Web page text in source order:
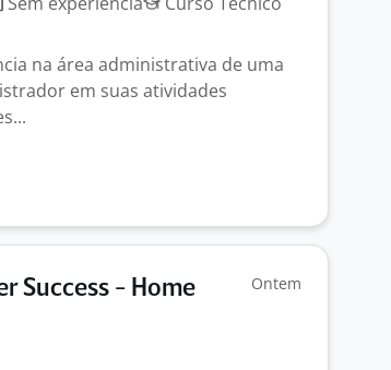
na área administrativa de uma
em suas atividades
Success - Home
Ontem